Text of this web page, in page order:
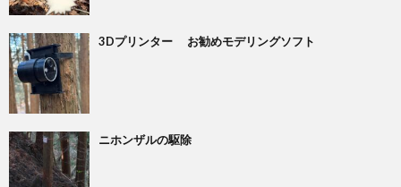
3Dプリンター お勧めモデリングソフト
ニホンザルの駆除